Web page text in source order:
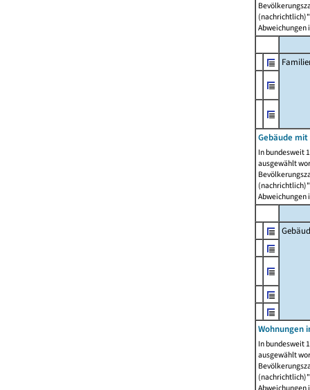
Abweichungen
Gebäude
In bundesweit
ausgewählt
Abweichungen
Wohnungen
In bundesweit
ausgewählt